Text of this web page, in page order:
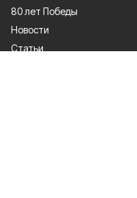
80 лет Победы
Новости
Статьи